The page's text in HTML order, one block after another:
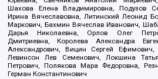
Шахова Елена Владимировна, Подузов
Ирина Вячеславовна, Литинский Леонид
Маркович, Бахмин Вячеслав Иванович,
Дарья Николаевна, Орлов Олег
Дмитриевна, Королева Александра
Александрович, Вицин Сергей Ефимович,
Левинсон Лев Семенович, Локшина
Петрович, Полякова Мара Федоровна,
Герман Константинович